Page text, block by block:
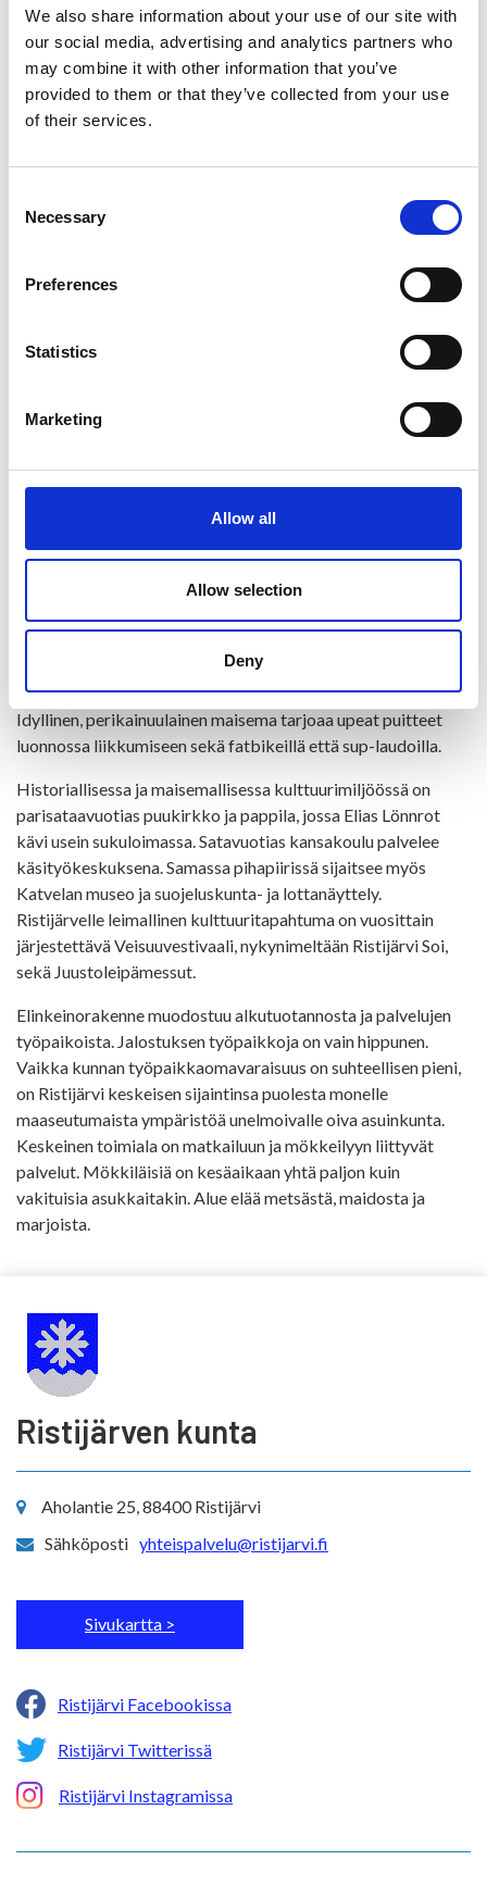
We also share information about your use of our site with
our social media, advertising and analytics partners who
may combine it with other information that you’ve
provided to them or that they’ve collected from your use
of their services.
Selection
Necessary
Preferences
Statistics
Marketing
Allow all
Allow selection
Deny
Nuorisovaltuusto
Sidonnaisuusrekisteri
Ristijärvi
Ristijärven kunta valtatie 5:n varrella naapurikuntinaan
Hyrynsalmi, Puolanka, Paltamo ja Kajaani. Ristijärvi on pinta-
väestöltään pieni, mutta sitäkin vireämpi maaseutumainen
Ristijärvi on tunnettu huikeista vaaramaisemista, lukuisista
järvistä, joista, koskista ja soista, joita pääsee ihailemaan
Valtakunnallista huomiota Ristijärvi saa Saukkovaaralla
järjestettävistä kansallisista hiihtokilpailuista.
Laskettelurinne ja laaja latuverkosto tarjoavat talvella hyvät
harrastaa ympäröivissä vesistöissä niin Laahtasella kuin
koskissakin ja pulikoimaan pääsee Hiisijärven hiekoilla.
Idyllinen, perikainuulainen maisema tarjoaa upeat puitteet
luonnossa liikkumiseen sekä fatbikeillä että sup-laudoilla.
Historiallisessa ja maisemallisessa kulttuurimiljöössä on
parisataavuotias puukirkko ja pappila, jossa Elias Lönnrot
kävi usein sukuloimassa. Satavuotias kansakoulu palvelee
käsityökeskuksena. Samassa pihapiirissä sijaitsee myös
Katvelan museo ja suojeluskunta- ja lottanäyttely.
Ristijärvelle leimallinen kulttuuritapahtuma on vuosittain
järjestettävä Veisuuvestivaali, nykynimeltään Ristijärvi Soi,
sekä Juustoleipämessut.
Elinkeinorakenne muodostuu alkutuotannosta ja palvelujen
työpaikoista. Jalostuksen työpaikkoja on vain hippunen.
Vaikka kunnan työpaikkaomavaraisuus on suhteellisen pieni,
on Ristijärvi keskeisen sijaintinsa puolesta monelle
maaseutumaista ympäristöä unelmoivalle oiva asuinkunta.
Keskeinen toimiala on matkailuun ja mökkeilyyn liittyvät
palvelut. Mökkiläisiä on kesäaikaan yhtä paljon kuin
vakituisia asukkaitakin. Alue elää metsästä, maidosta ja
marjoista.
Ristijärven kunta
Aholantie 25, 88400 Ristijärvi
Sähköposti yhteispalvelu@ristijarvi.fi
Sivukartta >
Ristijärvi Facebookissa
Ristijärvi Twitterissä
Ristijärvi Instagramissa